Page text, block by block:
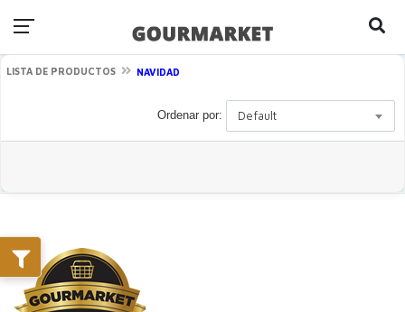
LISTA DE PRODUCTOS NAVIDAD
Ordenar por: Default